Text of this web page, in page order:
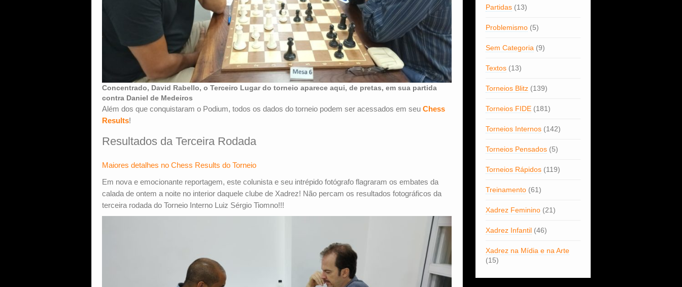
Concentrado, David Rabello, o Terceiro Lugar do torneio aparece aqui, de pretas, em sua partida
contra Daniel de Medeiros
Além dos que conquistaram o Podium, todos os dados do torneio podem ser acessados em seu Chess
Results!
Resultados da Terceira Rodada
Maiores detalhes no Chess Results do Torneio
Em nova e emocionante reportagem, este colunista e seu intrépido fotógrafo flagraram os embates da
calada de ontem a noite no interior daquele clube de Xadrez! Não percam os resultados fotográficos da
terceira rodada do Torneio Interno Luiz Sérgio Tiomno!!!
Partidas(13)
Problemismo(5)
Sem Categoria(9)
Textos(13)
Torneios Blitz(139)
Torneios FIDE(181)
Torneios Internos(142)
Torneios Pensados(5)
Torneios Rápidos(119)
Treinamento(61)
Xadrez Feminino(21)
Xadrez Infantil(46)
Xadrez na Mídia e na Arte
(15)